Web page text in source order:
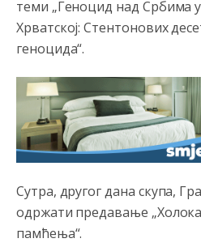
теми „Геноцид над Србима
Хрватској: Стентонових
геноцида“.
Сутра, другог дана скупа,
одржати предавање
памћења“.
Откуд онолико увече арапа по
породицама?
накотило се
Анонимно2807447 јуче 10:24
Техеран и нинџе по Палама
Анонимно2806721 јуче 11:21
Kosovo je država a manji BH
arapa po Palama i
smeškate .Da ne bi možda da